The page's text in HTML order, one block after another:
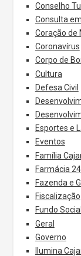
Conselho
Consulta
Coração de
Coronavírus
Corpo de
Cultura
Defesa Civil
Esportes e
Eventos
Família
Farmácia
Fazenda e
Fiscalização
Fundo
Geral
Governo
Ilumina